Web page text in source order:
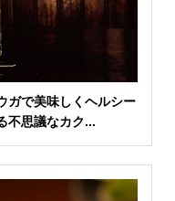
で美味しくヘルシー
不思議なカク...